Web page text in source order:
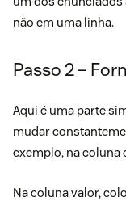
não em uma linha.
Passo 2 –
Aqui é uma parte
mudar
exemplo, na coluna
Na coluna valor,